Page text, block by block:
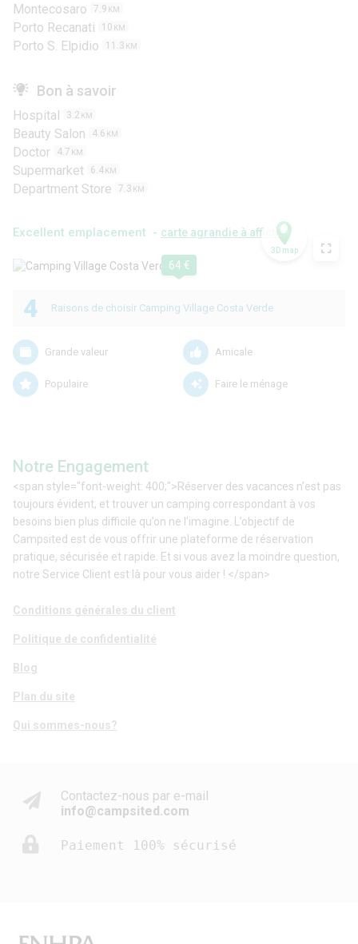
Montecosaro 7.9 KM
Porto Recanati 10 KM
Porto S. Elpidio 11.3 KM
Bon à savoir
Hospital 3.2 KM
Beauty Salon 4.6 KM
Doctor 4.7 KM
Supermarket 6.4 KM
Department Store 7.3 KM
Excellent emplacement - carte agrandie à afficher
64 €
3D map
4 Raisons de choisir Camping Village Costa Verde
Grande valeur Amicale
Populaire Faire le ménage
Notre Engagement
<span style="font-weight: 400;">Réserver des vacances n’est pas
toujours évident, et trouver un camping correspondant à vos
besoins bien plus difficile qu’on ne l’imagine. L’objectif de
Campsited est de vous offrir une plateforme de réservation
pratique, sécurisée et rapide. Et si vous avez la moindre question,
notre Service Client est là pour vous aider ! </span>
Conditions générales du client
Politique de confidentialité
Blog
Plan du site
Qui sommes-nous?
Contactez-nous par e-mail
info@campsited.com
Paiement 100% sécurisé